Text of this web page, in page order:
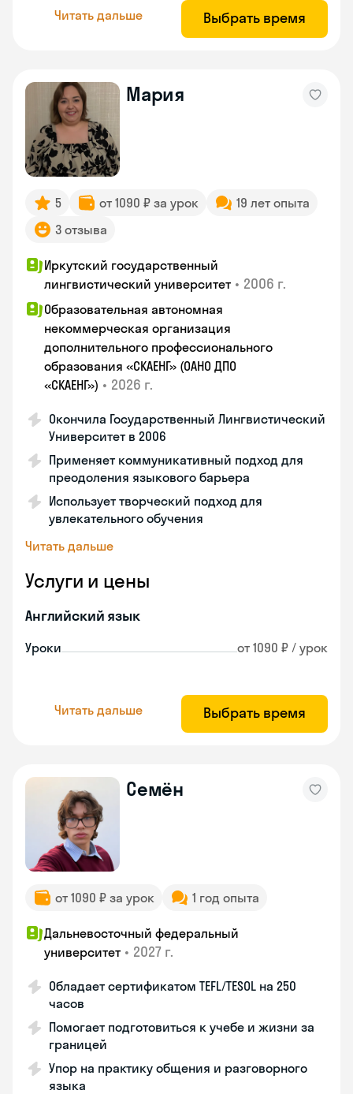
Читать дальше Выбрать время
Мария
5 от 1090 ₽ за урок
19 лет опыта
3 отзыва
Иркутский государственный
лингвистический университет • 2006 г.
Образовательная автономная
некоммерческая организация
дополнительного профессионального
образования «СКАЕНГ» (ОАНО ДПО
«СКАЕНГ») • 2026 г.
Окончила Государственный Лингвистический
Университет в 2006
Применяет коммуникативный подход для
преодоления языкового барьера
Использует творческий подход для
увлекательного обучения
Читать дальше
Услуги и цены
Английский язык
Уроки от 1090 ₽ / урок
Читать дальше Выбрать время
Семён
от 1090 ₽ за урок 1 год опыта
Дальневосточный федеральный
университет • 2027 г.
Обладает сертификатом TEFL/TESOL на 250
часов
Помогает подготовиться к учебе и жизни за
границей
Упор на практику общения и разговорного
языка